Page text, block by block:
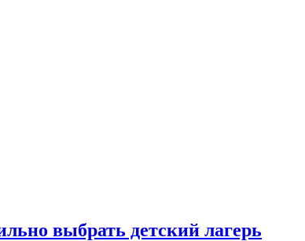
выбрать детский лагерь